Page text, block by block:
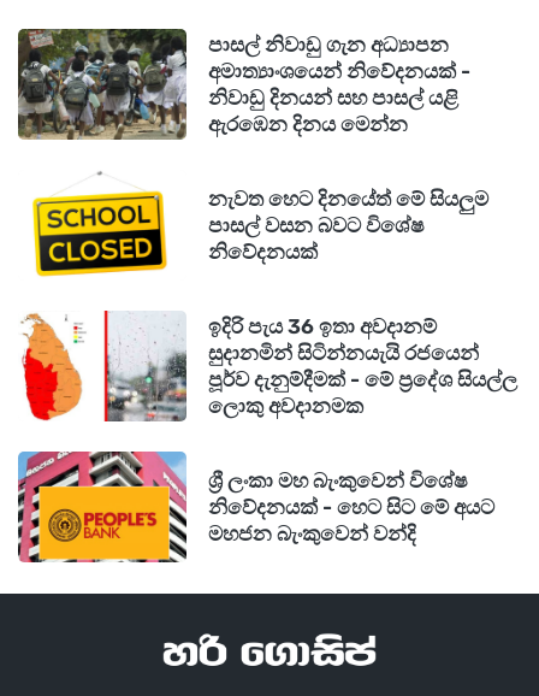
පාසල් නිවාඩු ගැන අධ්‍යාපන
අමාත්‍යාංශයෙන් නිවේදනයක් -
නිවාඩු දිනයන් සහ පාසල් යළි
ඇරඹෙන දිනය මෙන්න
නැවත හෙට දිනයේත් මේ සියලුම
පාසල් වසන බවට විශේෂ
නිවේදනයක්
ඉදිරි පැය 36 ඉතා අවදානම්
සුදානමින් සිටින්නයැයි රජයෙන්
පූර්ව දැනුම්දීමක් - මේ ප්‍රදේශ සියල්ල
ලොකු අවදානමක
ශ්‍රී ලංකා මහ බැංකුවෙන් විශේෂ
නිවේදනයක් - හෙට සිට මේ අයට
මහජන බැංකුවෙන් වන්දි